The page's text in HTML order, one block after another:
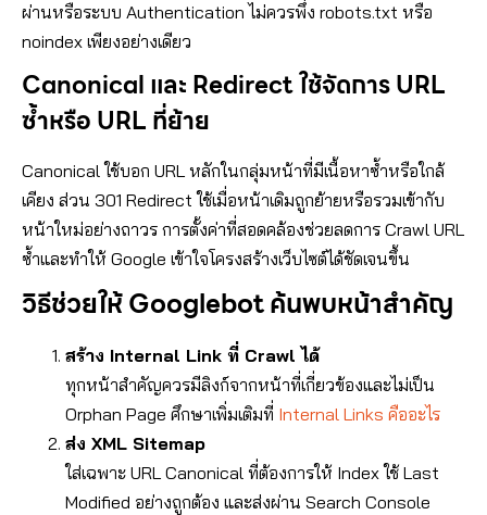
ผ่านหรือระบบ Authentication ไม่ควรพึ่ง robots.txt หรือ
noindex เพียงอย่างเดียว
Canonical และ Redirect ใช้จัดการ URL
ซ้ำหรือ URL ที่ย้าย
Canonical ใช้บอก URL หลักในกลุ่มหน้าที่มีเนื้อหาซ้ำหรือใกล้
เคียง ส่วน 301 Redirect ใช้เมื่อหน้าเดิมถูกย้ายหรือรวมเข้ากับ
หน้าใหม่อย่างถาวร การตั้งค่าที่สอดคล้องช่วยลดการ Crawl URL
ซ้ำและทำให้ Google เข้าใจโครงสร้างเว็บไซต์ได้ชัดเจนขึ้น
วิธีช่วยให้ Googlebot ค้นพบหน้าสำคัญ
สร้าง Internal Link ที่ Crawl ได้
ทุกหน้าสำคัญควรมีลิงก์จากหน้าที่เกี่ยวข้องและไม่เป็น
Orphan Page ศึกษาเพิ่มเติมที่ Internal Links คืออะไร
ส่ง XML Sitemap
ใส่เฉพาะ URL Canonical ที่ต้องการให้ Index ใช้ Last
Modified อย่างถูกต้อง และส่งผ่าน Search Console